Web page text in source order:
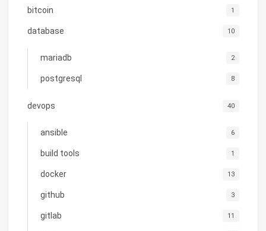
bitcoin 1
database 10
mariadb 2
postgresql 8
devops 40
ansible 6
build tools 1
docker 13
github 3
gitlab 11